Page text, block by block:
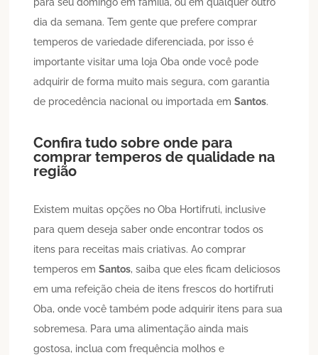
dia da semana. Tem gente que prefere comprar
temperos de variedade diferenciada, por isso é
importante visitar uma loja Oba onde você pode
adquirir de forma muito mais segura, com garantia
de procedência nacional ou importada emSantos.
Confira tudo sobre onde para
comprar temperos de qualidade na
região
Existem muitas opções no Oba Hortifruti, inclusive
para quem deseja saber onde encontrar todos os
itens para receitas mais criativas. Ao comprar
temperos emSantos, saiba que eles ficam deliciosos
em uma refeição cheia de itens frescos do hortifruti
Oba, onde você também pode adquirir itens para sua
sobremesa. Para uma alimentação ainda mais
gostosa, inclua com frequência molhos e